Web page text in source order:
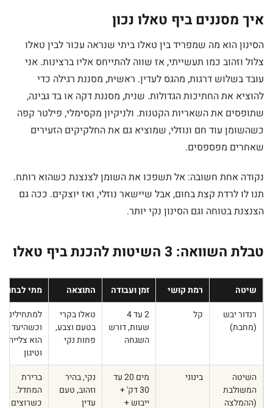
איך מסננים ביף טאלו נכון
הסינון הוא מה שמפריד בין טאלו ביתי שנראה עכור לבין טאלו
צלול וזהוב כמו תעשייתי, אז שווה להתייחס אליו ברצינות. אני
עובד בשלוש דרגות, מהגס לעדין. ראשית, מסננת רגילה כדי
להוציא את החתיכות הגדולות. שנית, מסננת דקה או בד גבינה,
שתופסים את השאריות הקטנות. ולניקיון מקסימלי, פילטר קפה
כשהשומן עוד חם ונוזלי, שמוציא גם את החלקיקים הזעירים
שאחרים מפספסים.
נקודה אחת חשובה: אל תשפכו את השומן לצנצנת כשהוא רותח.
תנו לו לרדת קצת בחום, אבל שיישאר נוזלי, ואז יוצקים. ככה גם
הצנצנת בטוחה וגם הסינון נקי יותר.
טבלת השוואה: 3 השיטות להכנת ביף טאלו
שיטה רמת קושי זמן ועבודה התוצאה
מתי לבחור
רנדור יבש
(מחבת)
קל
2 עד 4
שעות, דורש
השגחה
טאלו בקרי
בטעם וצבע,
פחות נקי
למתחילים,
וכשהיעד
הוא צלייה
וטיגון
השיטה
המשולבת
(ההמלצה
בינוני
מים 20 עד
30 דק' +
ייבוש +
נקי, בהיר
וזהוב, טעם
עדין
ברירת
המחדל.
כשרוצים